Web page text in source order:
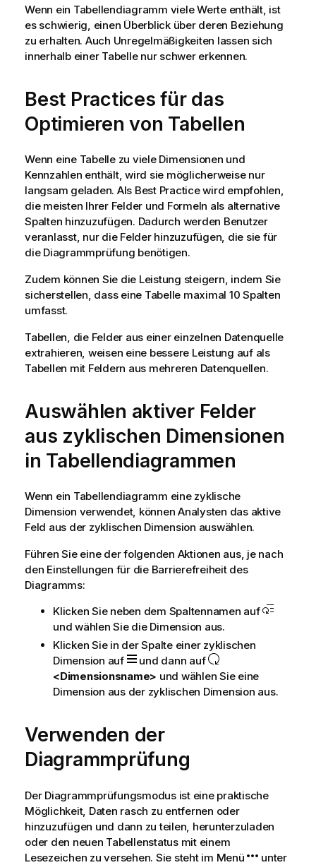
Wenn ein Tabellendiagramm viele Werte enthält, ist
es schwierig, einen Überblick über deren Beziehung
zu erhalten. Auch Unregelmäßigkeiten lassen sich
innerhalb einer Tabelle nur schwer erkennen.
Best Practices für das
Optimieren von Tabellen
Wenn eine Tabelle zu viele Dimensionen und
Kennzahlen enthält, wird sie möglicherweise nur
langsam geladen. Als Best Practice wird empfohlen,
die meisten Ihrer Felder und Formeln als alternative
Spalten hinzuzufügen. Dadurch werden Benutzer
veranlasst, nur die Felder hinzuzufügen, die sie für
die Diagrammprüfung benötigen.
Zudem können Sie die Leistung steigern, indem Sie
sicherstellen, dass eine Tabelle maximal 10 Spalten
umfasst.
Tabellen, die Felder aus einer einzelnen Datenquelle
extrahieren, weisen eine bessere Leistung auf als
Tabellen mit Feldern aus mehreren Datenquellen.
Auswählen aktiver Felder
aus zyklischen Dimensionen
in Tabellendiagrammen
Wenn ein Tabellendiagramm eine zyklische
Dimension verwendet, können Analysten das aktive
Feld aus der zyklischen Dimension auswählen.
Führen Sie eine der folgenden Aktionen aus, je nach
den Einstellungen für die Barrierefreiheit des
Diagramms:
Klicken Sie neben dem Spaltennamen auf
und wählen Sie die Dimension aus.
Klicken Sie in der Spalte einer zyklischen
Dimension auf
und dann auf
<Dimensionsname> und wählen Sie eine
Dimension aus der zyklischen Dimension aus.
Verwenden der
Diagrammprüfung
Der Diagrammprüfungsmodus ist eine praktische
Möglichkeit, Daten rasch zu entfernen oder
hinzuzufügen und dann zu teilen, herunterzuladen
oder den neuen Tabellenstatus mit einem
Lesezeichen zu versehen. Sie steht im Menü
unter